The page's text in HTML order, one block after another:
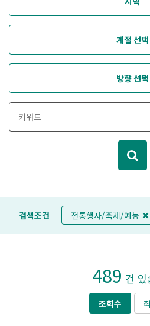
계절 선택
방향 선택
검색조건 전통행사/축제/예능
489 건
조회수